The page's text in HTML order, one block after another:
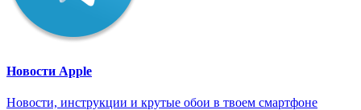
Новости Apple
Новости, инструкции и крутые обои в твоем смартфоне